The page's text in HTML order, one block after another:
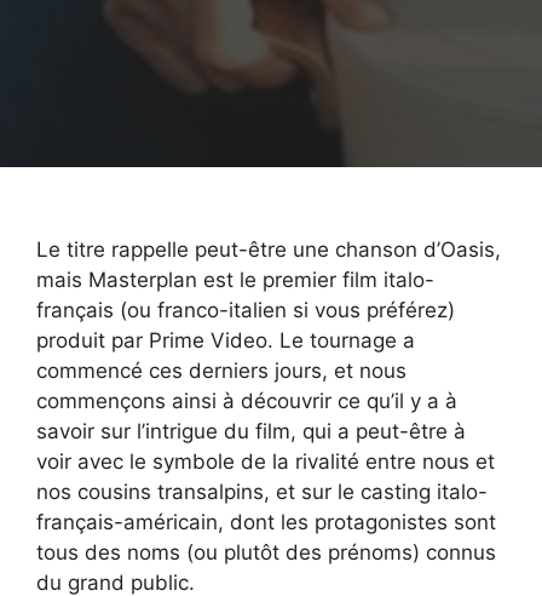
Le titre rappelle peut-être une chanson d’Oasis,
mais Masterplan est le premier film italo-
français (ou franco-italien si vous préférez)
produit par Prime Video. Le tournage a
commencé ces derniers jours, et nous
commençons ainsi à découvrir ce qu’il y a à
savoir sur l’intrigue du film, qui a peut-être à
voir avec le symbole de la rivalité entre nous et
nos cousins ​​transalpins, et sur le casting italo-
français-américain, dont les protagonistes sont
tous des noms (ou plutôt des prénoms) connus
du grand public.